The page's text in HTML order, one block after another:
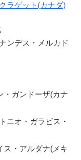
ラゲット(カナダ)
デス・メルカド
ガンドーザ(カナ
オ・ガラビス・
・アルダナ(メキ